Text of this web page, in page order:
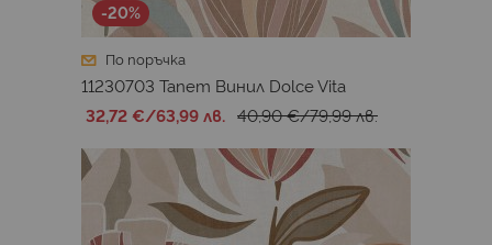
-20%
По поръчка
11230703 Тапет Винил Dolce Vita
32,72 €/63,99 лв. 40,90 €/79,99 лв.